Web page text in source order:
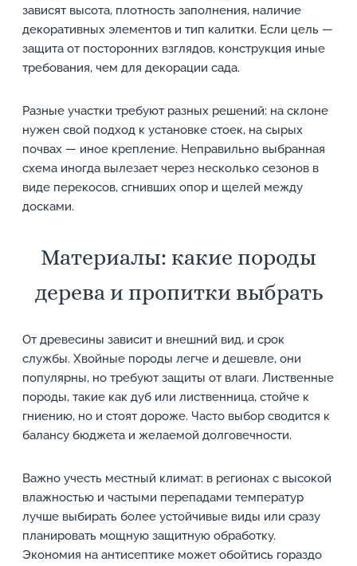
зависят высота, плотность заполнения, наличие
декоративных элементов и тип калитки. Если цель —
защита от посторонних взглядов, конструкция иные
требования, чем для декорации сада.
Разные участки требуют разных решений: на склоне
нужен свой подход к установке стоек, на сырых
почвах — иное крепление. Неправильно выбранная
схема иногда вылезает через несколько сезонов в
виде перекосов, сгнивших опор и щелей между
досками.
Материалы: какие породы
дерева и пропитки выбрать
От древесины зависит и внешний вид, и срок
службы. Хвойные породы легче и дешевле, они
популярны, но требуют защиты от влаги. Лиственные
породы, такие как дуб или лиственница, стойче к
гниению, но и стоят дороже. Часто выбор сводится к
балансу бюджета и желаемой долговечности.
Важно учесть местный климат: в регионах с высокой
влажностью и частыми перепадами температур
лучше выбирать более устойчивые виды или сразу
планировать мощную защитную обработку.
Экономия на антисептике может обойтись гораздо